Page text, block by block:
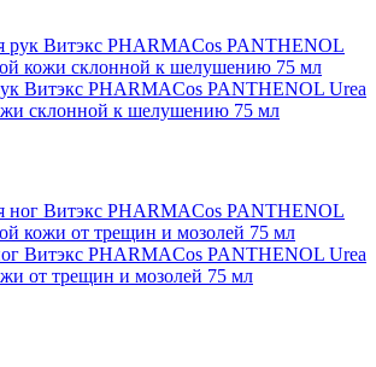
Витэкс PHARMACos PANTHENOL Urea
склонной к шелушению 75 мл
Витэкс PHARMACos PANTHENOL Urea
от трещин и мозолей 75 мл